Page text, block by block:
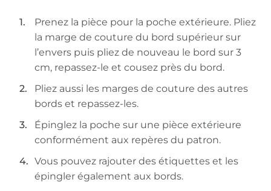
Prenez la pièce pour la poche extérieure. Pliez
la marge de couture du bord supérieur sur
l’envers puis pliez de nouveau le bord sur 3
cm, repassez-le et cousez près du bord.
Pliez aussi les marges de couture des autres
bords et repassez-les.
Épinglez la poche sur une pièce extérieure
conformément aux repères du patron.
Vous pouvez rajouter des étiquettes et les
épingler également aux bords.